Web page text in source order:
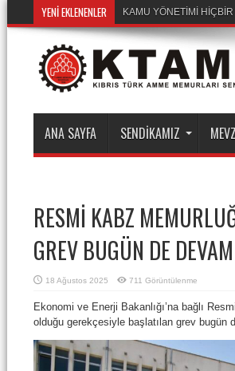
YENI EKLENENLER KAMU YÖNETİMİ
ANA SAYFA SENDIKAMIZ
RESMİ KABZ
GREV BUGÜN DE
18 Ağustos 2025 711 Görüntülenme
Ekonomi ve Enerji Bakanlığı’na bağlı
olduğu gerekçesiyle başlatılan grev bugün